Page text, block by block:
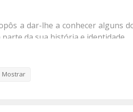
a dar-lhe a conhecer alguns
da sua história e identidade.
Mostrar